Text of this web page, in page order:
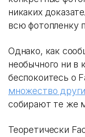
никаких
всю фотопленку
Однако, как
необычного ни в
беспокоитесь о
множество
собирают те же
Теоретически